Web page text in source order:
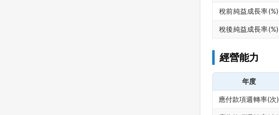
稅前純益成長率(%)
稅後純益成長率(%)
經營能力
年度
應付款項週轉率(次)